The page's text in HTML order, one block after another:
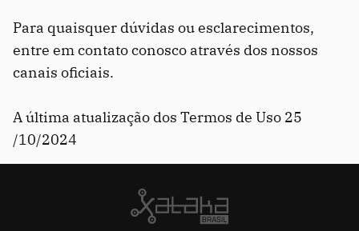
Para quaisquer dúvidas ou esclarecimentos,
entre em contato conosco através dos nossos
canais oficiais.
A última atualização dos Termos de Uso 25
/10/2024